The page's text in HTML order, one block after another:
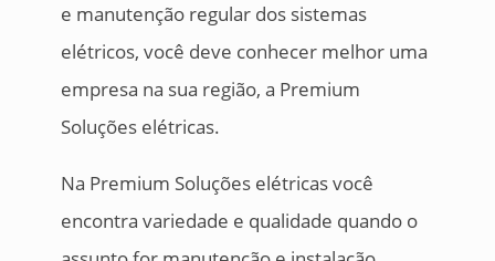
e manutenção regular dos sistemas
elétricos, você deve conhecer melhor uma
empresa na sua região, a Premium
Soluções elétricas.
Na Premium Soluções elétricas você
encontra variedade e qualidade quando o